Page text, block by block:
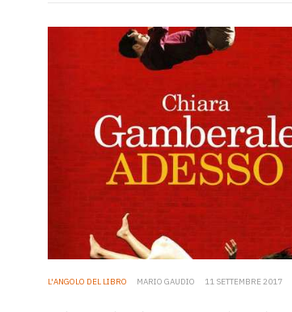
L'ANGOLO DEL LIBRO MARIO GAUDIO 11 SETTEMBRE 2017